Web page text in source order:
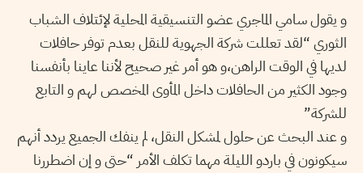
و يقول سامي الماجري عضو التنسيقية المحلية لإئتلاف الشباب
الثوري “لقد تعللت شركة الجهوية للنقل بعدم توفر حافلات
لديها في الوقت الراهن،و هو أمر غير صحيح لأننا عاينا بأنفسنا
وجود الكثير من الحافلات داخل المأوى المخصص لهم و التابع
للشركة”
و عند البحث عن حلول لمشكل النقل، لم ينفك الجميع يردد أنهم
سيكونون في باردو الليلة مهما تكلف الأمر “حتى و إن اضطررنا